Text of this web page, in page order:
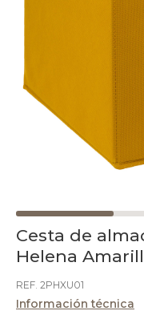
Cesta de
Helena
REF. 2PHXU01
Información técnica